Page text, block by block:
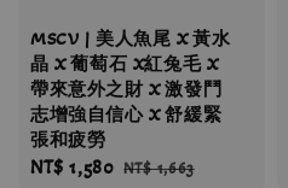
MSCV | 美人魚尾 X 黃水
晶 X 葡萄石 X紅兔毛 X
帶來意外之財 X 激發鬥
志增強自信心 X 舒緩緊
張和疲勞
Sale
NT$ 1,580 Regular
NT$ 1,663